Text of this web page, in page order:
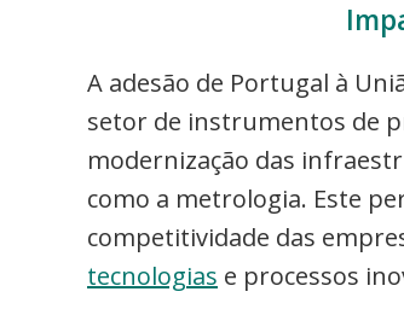
A adesão de Portugal à
setor de instrumentos de
modernização das
como a metrologia. Este
competitividade das
tecnologias e processos